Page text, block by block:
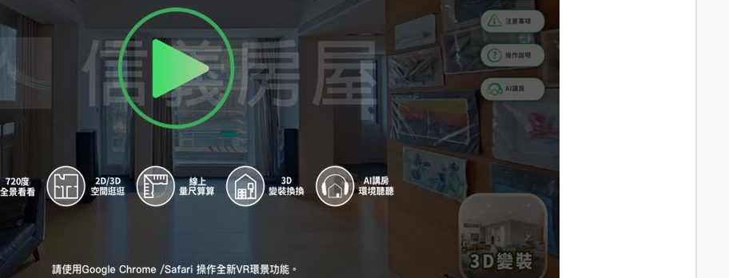
C 龍安國小(公務人力發展學院) 9.2分鐘 / 647m
D 羅斯福浦城街口 10.2 分鐘 /727m